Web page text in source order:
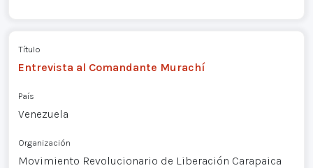
Título
Entrevista al Comandante Murachí
País
Venezuela
Organización
Movimiento Revolucionario de Liberación Carapaica